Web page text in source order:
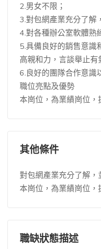
2.男女不限；
3.對包網產業充分了解
4.對各種辦公室軟體熟
5.具備良好的銷售意識
高親和力，言談舉止有
6.良好的團隊合作意識
職位亮點及優勢
本崗位，為業績崗位
其他條件
對包網產業充分了解，
本崗位，為業績崗位
職缺狀態描述